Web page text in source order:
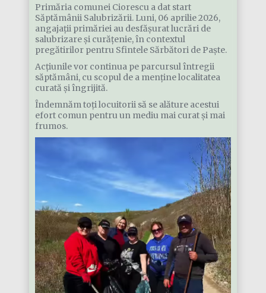
Primăria comunei Ciorescu a dat start
Săptămânii Salubrizării. Luni, 06 aprilie 2026,
angajații primăriei au desfășurat lucrări de
salubrizare și curățenie, în contextul
pregătirilor pentru Sfintele Sărbători de Paște.
Acțiunile vor continua pe parcursul întregii
săptămâni, cu scopul de a menține localitatea
curată și îngrijită.
Îndemnăm toți locuitorii să se alăture acestui
efort comun pentru un mediu mai curat și mai
frumos.